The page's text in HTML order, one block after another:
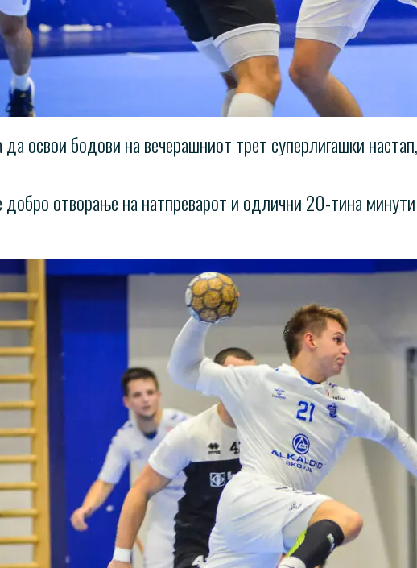
освои бодови на вечерашниот трет суперлигашки
отворање на натпреварот и одлични 20-тина минути